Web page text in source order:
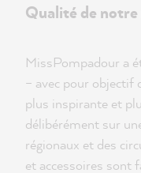
Qualité de notre
MissPompadour a
– avec pour objectif
plus inspirante et
délibérément sur
régionaux et des
et accessoires sont